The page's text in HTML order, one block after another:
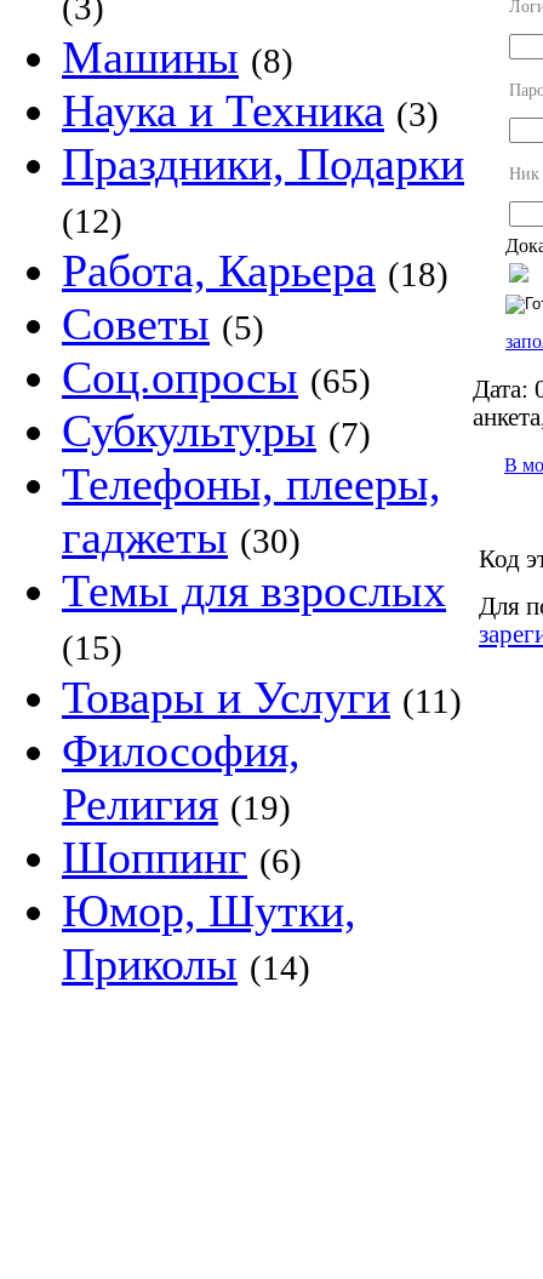
Машины (8)
Наука и Техника (3)
Праздники, Подарки
(12)
Работа, Карьера (18)
Советы (5)
Соц.опросы (65)
Субкультуры (7)
Телефоны, плееры,
гаджеты (30)
Темы для взрослых
(15)
Товары и Услуги (11)
Философия,
Религия (19)
Шоппинг (6)
Юмор, Шутки,
Приколы (14)
Ник
Дата:
В
Код
Для